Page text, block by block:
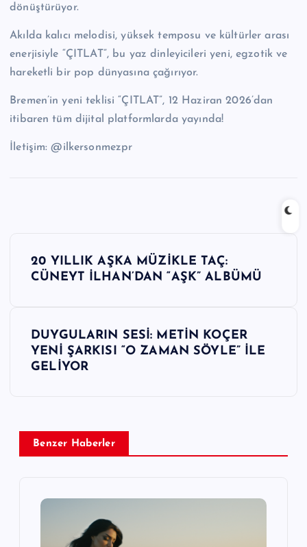
dönüştürüyor.
Akılda kalıcı melodisi, yüksek temposu ve kültürler arası
enerjisiyle “ÇITLAT”, bu yaz dinleyicileri yeni, egzotik ve
hareketli bir pop dünyasına çağırıyor.
Bremen’in yeni teklisi “ÇITLAT”, 12 Haziran 2026’dan
itibaren tüm dijital platformlarda yayında!
İletişim: @ilkersonmezpr
z
20 YILLIK AŞKA MÜZİKLE TAÇ:
CÜNEYT İLHAN’DAN “AŞK” ALBÜMÜ
DUYGULARIN SESİ: METİN KOÇER
YENİ ŞARKISI “O ZAMAN SÖYLE” İLE
GELİYOR
Benzer Haberler